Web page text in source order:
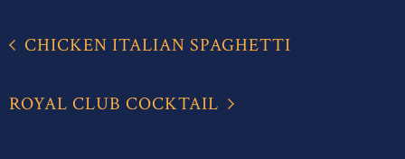
CHICKEN ITALIAN SPAGHETTI
ROYAL CLUB COCKTAIL